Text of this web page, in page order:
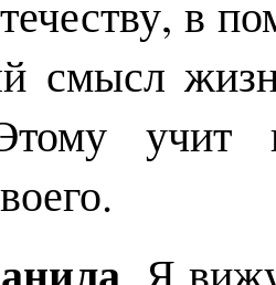
в
смысл
учит
. Я